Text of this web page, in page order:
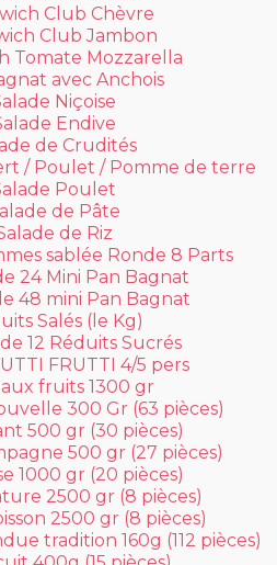
Club Chèvre
Club Jambon
Tomate Mozzarella
avec Anchois
Niçoise
Endive
de Crudités
/ Poulet / Pomme de terre
Poulet
de Pâte
de Riz
sablée Ronde 8 Parts
24 Mini Pan Bagnat
48 mini Pan Bagnat
Salés (le Kg)
12 Réduits Sucrés
FRUTTI 4/5 pers
aux fruits 1300 gr
300 Gr (63 pièces)
500 gr (30 pièces)
500 gr (27 pièces)
1000 gr (20 pièces)
2500 gr (8 pièces)
2500 gr (8 pièces)
tradition 160g (112 pièces)